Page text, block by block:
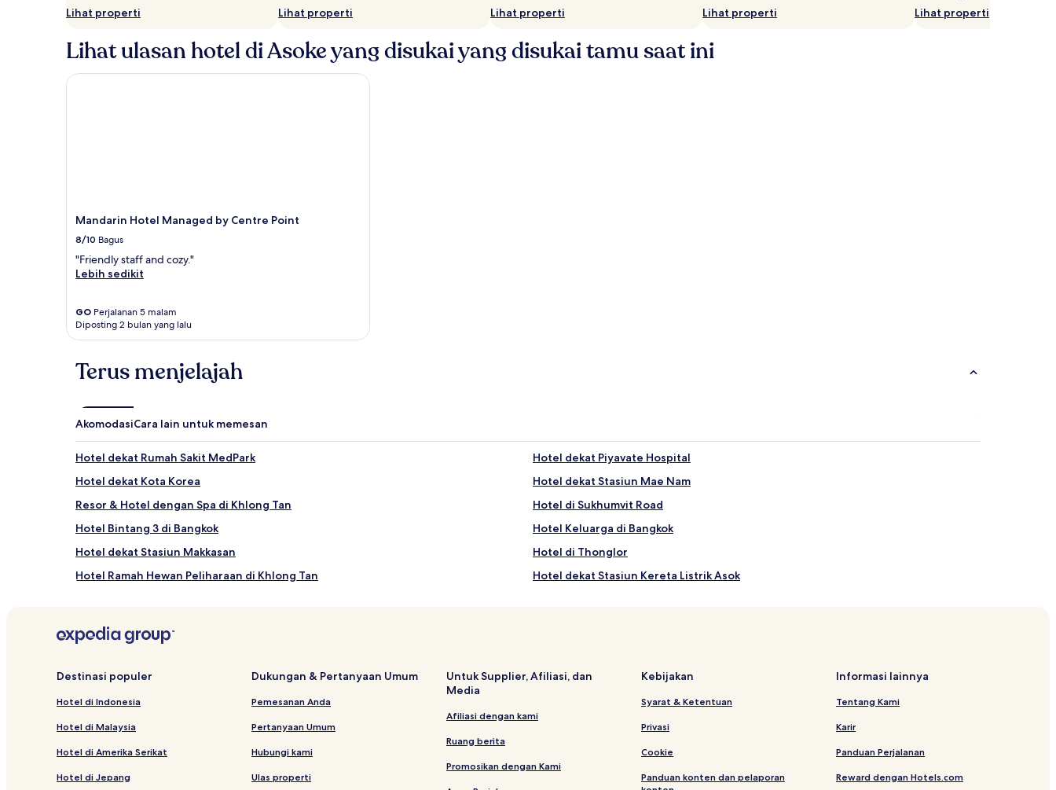
Lihat properti Lihat properti Lihat properti Lihat properti
Lihat properti
Lihat ulasan hotel di Asoke yang disukai yang disukai tamu saat ini
Mandarin Hotel Managed by Centre Point
8/10 Bagus
"Friendly staff and cozy."
Lebih sedikit
GO Perjalanan 5 malam
Diposting 2 bulan yang lalu
Mandarin Hotel Managed by Centre Point
Terus menjelajah
AkomodasiCara lain untuk memesan
Hotel dekat Rumah Sakit MedPark
Hotel dekat Piyavate Hospital
Hotel dekat Kota Korea
Hotel dekat Stasiun Mae Nam
Resor & Hotel dengan Spa di Khlong Tan
Hotel di Sukhumvit Road
Hotel Bintang 3 di Bangkok
Hotel Keluarga di Bangkok
Hotel dekat Stasiun Makkasan
Hotel di Thonglor
Hotel Ramah Hewan Peliharaan di Khlong Tan
Hotel dekat Stasiun Kereta Listrik Asok
Hotel Keluarga di Khlong Toei
Hotel dekat Stasiun Sukhumvit
Hotel dekat Masyarakat Siam & Ban Kamthieng
Hotel Murah di Asoke
Hotel dekat Emporium
Destinasi populer
Hotel di Indonesia
Hotel di Malaysia
Hotel di Amerika Serikat
Hotel di Jepang
Dukungan & Pertanyaan Umum
Pemesanan Anda
Pertanyaan Umum
Hubungi kami
Ulas properti
Untuk Supplier, Afiliasi, dan
Media
Afiliasi dengan kami
Ruang berita
Promosikan dengan Kami
Kebijakan
Syarat & Ketentuan
Privasi
Cookie
Panduan konten dan pelaporan
Informasi lainnya
Tentang Kami
Karir
Panduan Perjalanan
Reward dengan Hotels.com